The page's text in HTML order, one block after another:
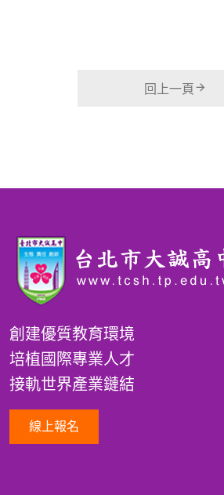
回上一頁
創建優質教育環境
培植國際專業人才
接軌世界產業鏈結
線上報名